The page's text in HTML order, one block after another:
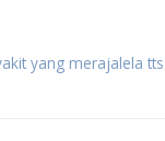
yang merajalela tts